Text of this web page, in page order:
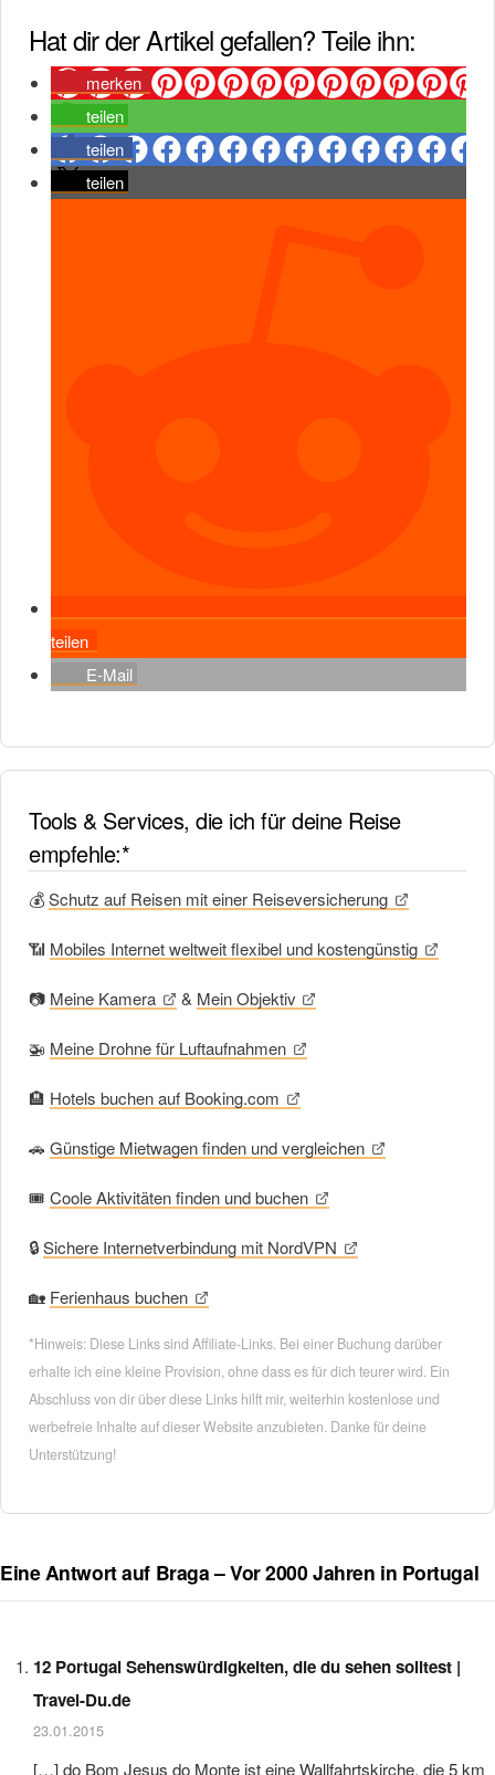
Hat dir der Artikel gefallen? Teile ihn:
merken
teilen
teilen
teilen
teilen
E-Mail
Tools & Services, die ich für deine Reise
empfehle:*
💰Schutz auf Reisen mit einer Reiseversicherung
📶 Mobiles Internet weltweit flexibel und kostengünstig
📷 Meine Kamera & Mein Objektiv
🚁 Meine Drohne für Luftaufnahmen
🏨 Hotels buchen auf Booking.com
🚗 Günstige Mietwagen finden und vergleichen
🎟 Coole Aktivitäten finden und buchen
🔒Sichere Internetverbindung mit NordVPN
🏡 Ferienhaus buchen
*Hinweis: Diese Links sind Affiliate-Links. Bei einer Buchung darüber
erhalte ich eine kleine Provision, ohne dass es für dich teurer wird. Ein
Abschluss von dir über diese Links hilft mir, weiterhin kostenlose und
werbefreie Inhalte auf dieser Website anzubieten. Danke für deine
Unterstützung!
Eine Antwort auf Braga – Vor 2000 Jahren in Portugal
12 Portugal Sehenswürdigkeiten, die du sehen solltest |
Travel-Du.de
23.01.2015
[…] do Bom Jesus do Monte ist eine Wallfahrtskirche, die 5 km